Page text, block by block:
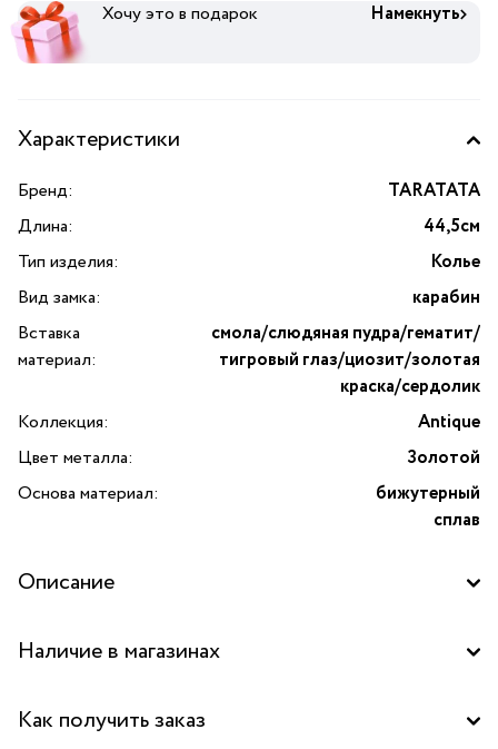
Хочу это в подарок Намекнуть
Характеристики
Бренд:
TARATATA
Длина:
44,5см
Тип изделия:
Колье
Вид замка:
карабин
Вставка
материал:
смола/слюдяная пудра/гематит/
тигровый глаз/циозит/золотая
краска/сердолик
Коллекция:
Antique
Цвет металла:
Золотой
Основа материал:
бижутерный
сплав
Описание
TARATATA подчеркнет ваш уникальный стиль и добавит
приглашает в путешествия в историю и далекие страны.
Наличие в магазинах
Бутик "La Nature" в ТД "Дружба", Москва
Как получить заказ